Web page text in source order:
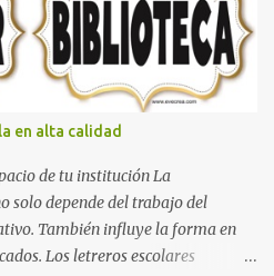
de coche
en alta calidad
de tu institución La
solo depende del trabajo del
También influye la forma en
Los letreros escolares